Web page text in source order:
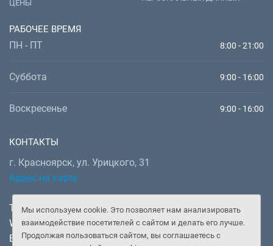
Мы используем cookie. Это позволяет нам анализировать
взаимодействие посетителей с сайтом и делать его лучше.
Продолжая пользоваться сайтом, вы соглашаетесь с
ЦЕНЫ
РАБОЧЕЕ ВРЕМЯ
ПН - ПТ 8:00 - 21:00
Суббота 9:00 - 16:00
Воскресенье 9:00 - 16:00
КОНТАКТЫ
г. Красноярск, ул. Урицкого, 31
Адрес на карте
Телефон: +7 (391) 277-92-52
WhatsApp, Telegram:+7 (902) 982-02-14
Email: doctor@gooddoctor.ru